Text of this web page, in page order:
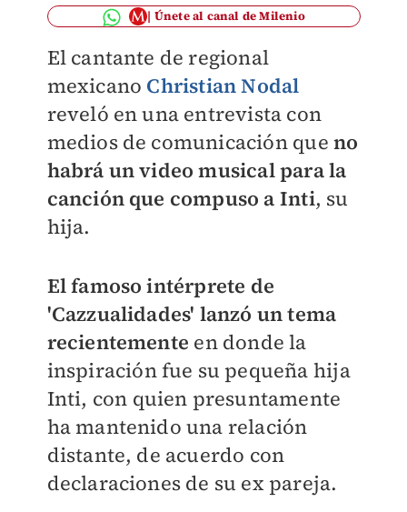
Únete al canal de Milenio
El cantante de regional
mexicano Christian Nodal
reveló en una entrevista con
medios de comunicación que no
habrá un video musical para la
canción que compuso a Inti, su
hija.
El famoso intérprete de
'Cazzualidades' lanzó un tema
recientemente en donde la
inspiración fue su pequeña hija
Inti, con quien presuntamente
ha mantenido una relación
distante, de acuerdo con
declaraciones de su ex pareja.